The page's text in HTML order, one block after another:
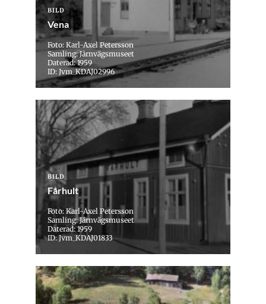
BILD
Vena
Foto: Karl-Axel Petersson
Samling: Järnvägsmuseet
Daterad: 1959
ID: Jvm_KDAJ02996
BILD
Fårhult
Foto: Karl-Axel Petersson
Samling: Järnvägsmuseet
Daterad: 1959
ID: Jvm_KDAJ01833